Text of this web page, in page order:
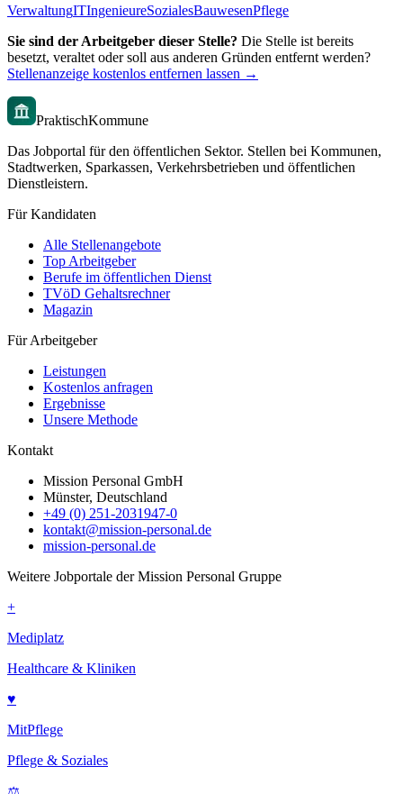
VerwaltungITIngenieureSozialesBauwesenPflege
Sie sind der Arbeitgeber dieser Stelle? Die Stelle ist bereits
besetzt, veraltet oder soll aus anderen Gründen entfernt werden?
Stellenanzeige kostenlos entfernen lassen →
PraktischKommune
Das Jobportal für den öffentlichen Sektor. Stellen bei Kommunen,
Stadtwerken, Sparkassen, Verkehrsbetrieben und öffentlichen
Dienstleistern.
Für Kandidaten
Alle Stellenangebote
Top Arbeitgeber
Berufe im öffentlichen Dienst
TVöD Gehaltsrechner
Magazin
Für Arbeitgeber
Leistungen
Kostenlos anfragen
Ergebnisse
Unsere Methode
Kontakt
Mission Personal GmbH
Münster, Deutschland
+49 (0) 251-2031947-0
kontakt@mission-personal.de
mission-personal.de
Weitere Jobportale der Mission Personal Gruppe
+
Mediplatz
Healthcare & Kliniken
♥
MitPflege
Pflege & Soziales